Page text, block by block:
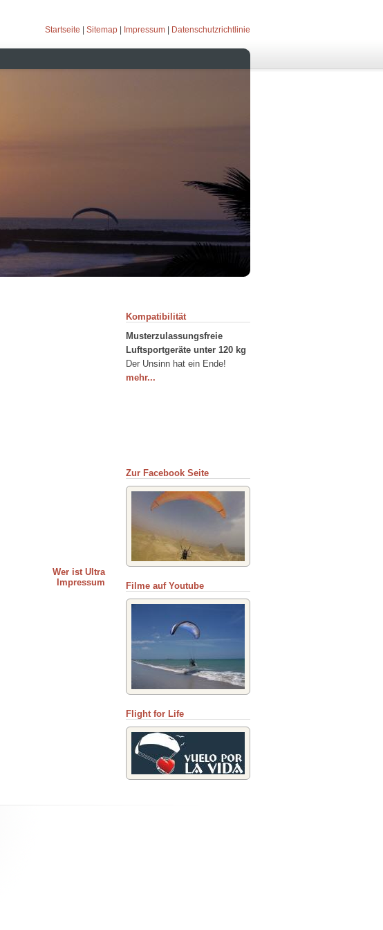
Startseite Sitemap Impressum Datenschutzrichtlinie
Wer ist Ultra
Impressum
Kompatibilität
Musterzulassungsfreie
Luftsportgeräte unter 120 kg
Der Unsinn hat ein Ende!
mehr...
Zur Facebook Seite
Filme auf Youtube
Flight for Life